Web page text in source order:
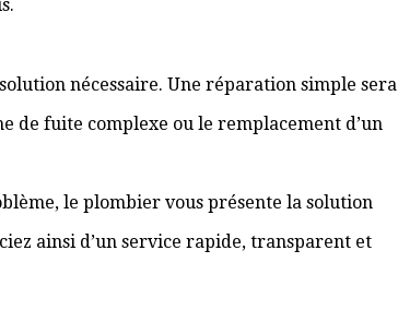
nécessaire. Une réparation simple sera
de fuite complexe ou le remplacement d’un
le plombier vous présente la solution
ainsi d’un service rapide, transparent et